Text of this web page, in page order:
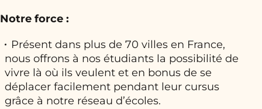
Notre force :
Présent dans plus de 70 villes en France,
nous offrons à nos étudiants la possibilité de
vivre là où ils veulent et en bonus de se
déplacer facilement pendant leur cursus
grâce à notre réseau d’écoles.